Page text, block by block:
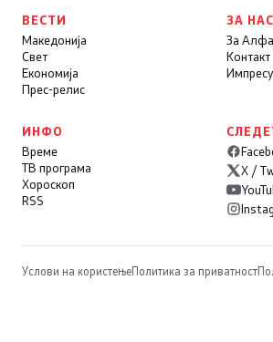
ВЕСТИ
Македонија
Свет
Економија
Прес-релис
ЗА НАС
За Алфа
Контакт
ИНФО
Време
ТВ програма
Хороскоп
RSS
X /
Услови на користењеПолитика за приватност